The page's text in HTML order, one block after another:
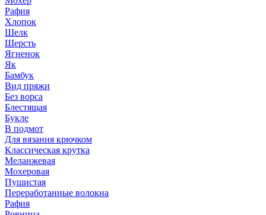
Рафия
Хлопок
Шелк
Шерсть
Ягненок
Як
Бамбук
Вид пряжи
Без ворса
Блестящая
Букле
В подмот
Для вязания крючком
Классическая крутка
Меланжевая
Мохеровая
Пушистая
Переработанные волокна
Рафия